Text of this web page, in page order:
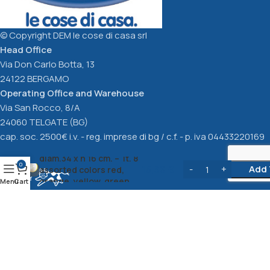
© Copyright DEM le cose di casa srl
Head Office
Via Don Carlo Botta, 13
24122 BERGAMO
Operating Office and Warehouse
Via San Rocco, 8/A
24060 TELGATE (BG)
cap. soc. 2500€ i.v. - reg. imprese di bg / c.f. - p. iva 04433220169
Privacy Policycookie Policy
diam.34 x h 16 cm. – lt. 8
assorted colors red,
orange, yellow, green,
blue, light blue
Add
Menu
0
Cart